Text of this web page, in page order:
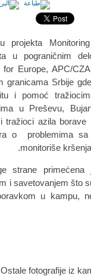
projekta
u pograničnim
for Europe, APC/
granicama Srbije
i pomoć
u Preševu,
tražioci azila
o problemima
monitoriše
strane primećena
i savetovanjem što
u kampu,
Ostale fotografije iz